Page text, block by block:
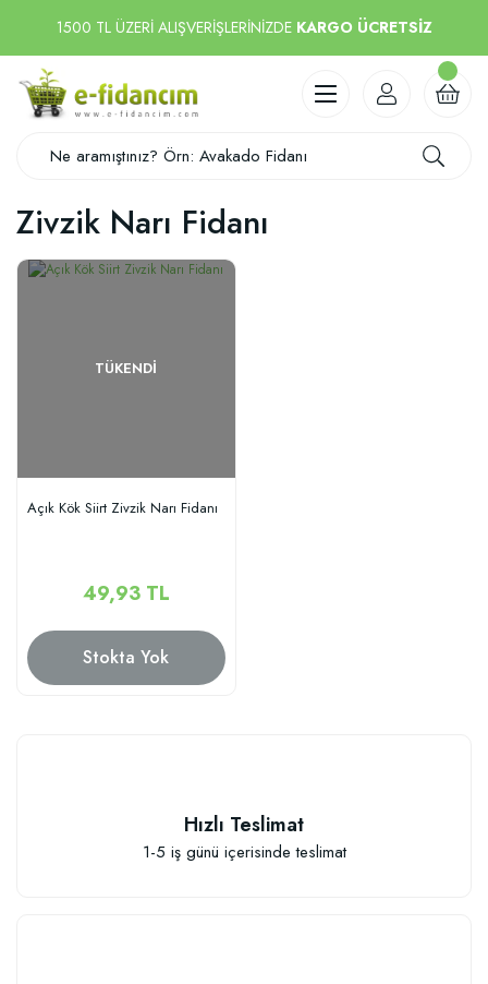
1500 TL ÜZERİ ALIŞVERİŞLERİNİZDE KARGO ÜCRETSİZ
Zivzik Narı Fidanı
TÜKENDI
Açık Kök Siirt Zivzik Narı Fidanı
49,93 TL
Stokta Yok
Hızlı Teslimat
1-5 iş günü içerisinde teslimat